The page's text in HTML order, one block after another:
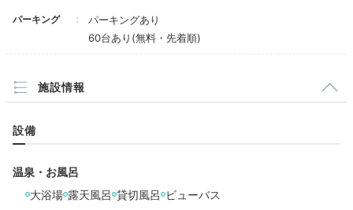
16:00
作並温泉を満喫
パーキング
パーキングあり
60台あり(無料・先着順)
施設情報
設備
温泉・お風呂
大浴場 露天風呂 貸切風呂 ビューバス